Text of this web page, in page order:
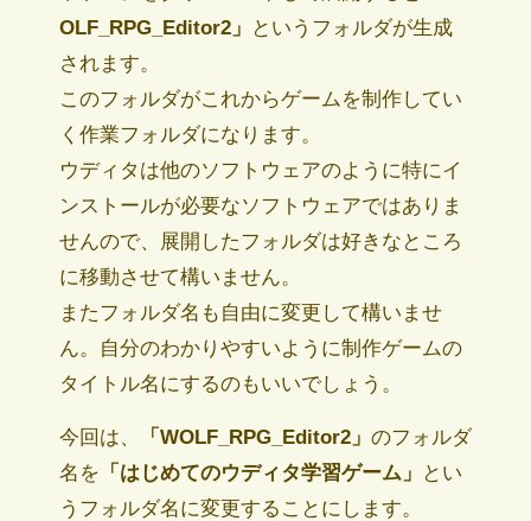
OLF_RPG_Editor2」
というフォルダが生成
されます。
このフォルダがこれからゲームを制作してい
く作業フォルダになります。
ウディタは他のソフトウェアのように特にイ
ンストールが必要なソフトウェアではありま
せんので、展開したフォルダは好きなところ
に移動させて構いません。
またフォルダ名も自由に変更して構いませ
ん。自分のわかりやすいように制作ゲームの
タイトル名にするのもいいでしょう。
今回は、 「WOLF_RPG_Editor2」 のフォルダ
名を 「はじめてのウディタ学習ゲーム」
とい
うフォルダ名に変更することにします。